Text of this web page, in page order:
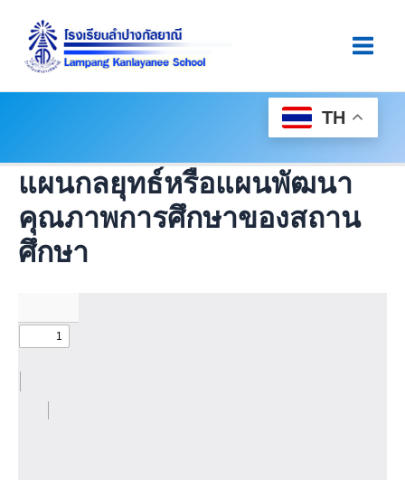
Content
TH
แผนกลยุทธ์หรือแผนพัฒนา
คุณภาพการศึกษาของสถาน
ศึกษา